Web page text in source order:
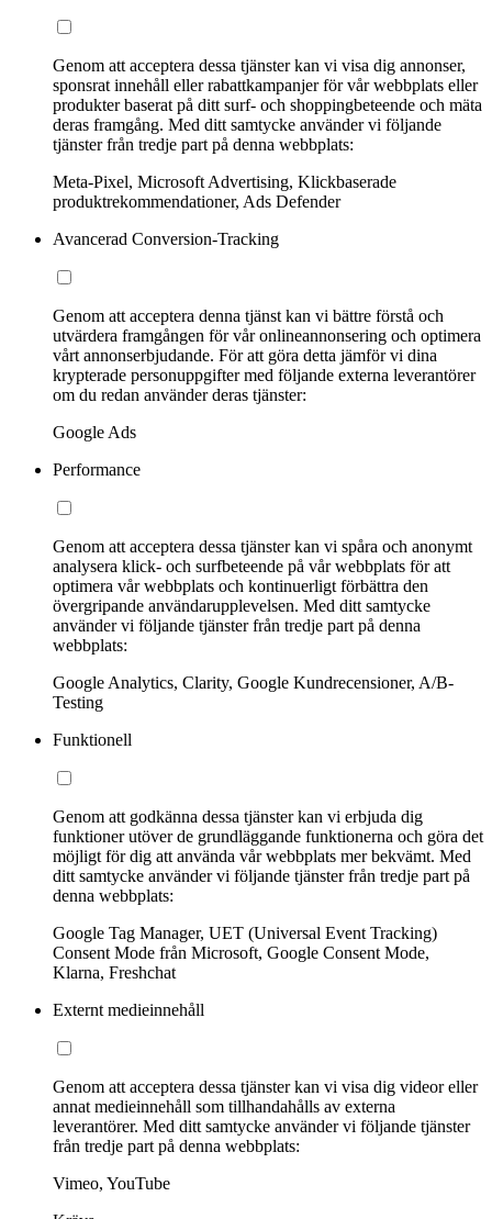
Genom att acceptera dessa tjänster kan vi visa dig annonser,
sponsrat innehåll eller rabattkampanjer för vår webbplats eller
produkter baserat på ditt surf- och shoppingbeteende och mäta
deras framgång. Med ditt samtycke använder vi följande
tjänster från tredje part på denna webbplats:
Meta-Pixel, Microsoft Advertising, Klickbaserade
produktrekommendationer, Ads Defender
Avancerad Conversion-Tracking
Genom att acceptera denna tjänst kan vi bättre förstå och
utvärdera framgången för vår onlineannonsering och optimera
vårt annonserbjudande. För att göra detta jämför vi dina
krypterade personuppgifter med följande externa leverantörer
om du redan använder deras tjänster:
Google Ads
Performance
Genom att acceptera dessa tjänster kan vi spåra och anonymt
analysera klick- och surfbeteende på vår webbplats för att
optimera vår webbplats och kontinuerligt förbättra den
övergripande användarupplevelsen. Med ditt samtycke
använder vi följande tjänster från tredje part på denna
webbplats:
Google Analytics, Clarity, Google Kundrecensioner, A/B-
Testing
Funktionell
Genom att godkänna dessa tjänster kan vi erbjuda dig
funktioner utöver de grundläggande funktionerna och göra det
möjligt för dig att använda vår webbplats mer bekvämt. Med
ditt samtycke använder vi följande tjänster från tredje part på
denna webbplats:
Google Tag Manager, UET (Universal Event Tracking)
Consent Mode från Microsoft, Google Consent Mode,
Klarna, Freshchat
Externt medieinnehåll
Genom att acceptera dessa tjänster kan vi visa dig videor eller
annat medieinnehåll som tillhandahålls av externa
leverantörer. Med ditt samtycke använder vi följande tjänster
från tredje part på denna webbplats:
Vimeo, YouTube